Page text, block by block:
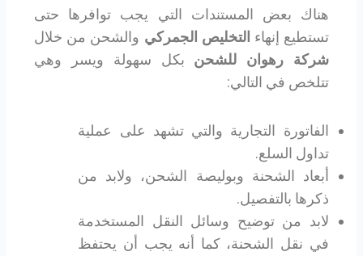
هناك بعض المستندات التي يجب توافرها حتى
تستطيع إنهاء التخليص الجمركي والشحن من خلال
شركة رهوان للشحن بكل سهولة ويسر وهي
تتلخص في التالي:
الفاتورة التجارية والتي تشهد على عملية
تداول السلع.
أبعاد الشحنة وبوليصة الشحن، ولابد من
ذكرها بالتفصيل.
لابد من توضيح وسائل النقل المستخدمة
في نقل الشحنة، كما أنه يجب أن يحتفظ